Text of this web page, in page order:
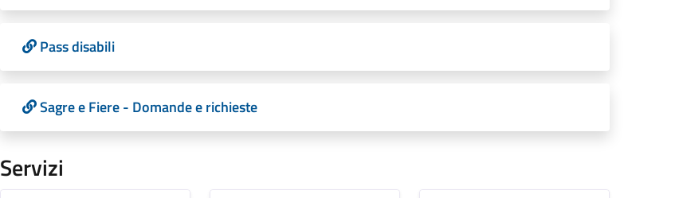
Pass disabili
Sagre e Fiere - Domande e richieste
Servizi